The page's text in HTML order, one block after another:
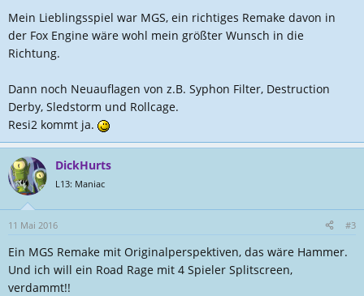
wie imGamecube,PS2oderXbox Nostalgie Fred ) nach Euren
Erinnerungen bezüglich den PSX Games befragen. Was hat euch am
meisten Spaß gemacht? Wovon wünscht Ihr Euch ein
Nur zu, tobt Euch aus.
Mein Lieblingsspiel war MGS, ein richtiges Remake davon in
der Fox Engine wäre wohl mein größter Wunsch in die
Richtung.
Dann noch Neuauflagen von z.B. Syphon Filter, Destruction
Derby, Sledstorm und Rollcage.
Resi2 kommt ja.
DickHurts
L13: Maniac
11 Mai 2016 #3
Ein MGS Remake mit Originalperspektiven, das wäre Hammer.
Und ich will ein Road Rage mit 4 Spieler Splitscreen,
verdammt!!